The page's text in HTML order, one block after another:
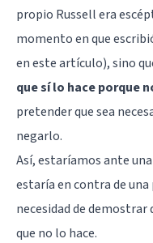
propio Russell era
momento en que
en este artículo), sino
que sí lo hace porque
pretender que sea
negarlo.
Así, estaríamos ante
estaría en contra de
necesidad de
que no lo hace.